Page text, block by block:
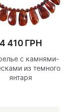
4 410 ГРН
с камнями-
из темного
янтаря